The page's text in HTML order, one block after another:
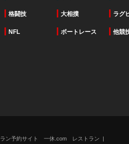
格闘技 大相撲 ラグ
NFL ボートレース 他競
ラン予約サイト 一休.com レストラン